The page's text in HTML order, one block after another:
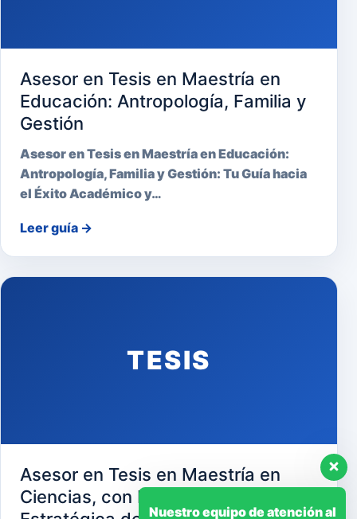
Asesor en Tesis en Maestría en
Educación: Antropología, Familia y
Gestión
Asesor en Tesis en Maestría en Educación:
Antropología, Familia y Gestión: Tu Guía hacia
el Éxito Académico y…
Leer guía →
TESIS
Asesor en Tesis en Maestría en
Ciencias, con Mención en Gerencia
Nuestro equipo de atención al